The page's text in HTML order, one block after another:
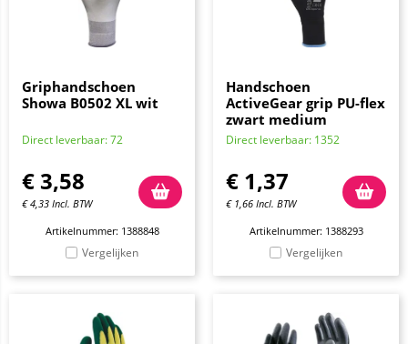
Griphandschoen
Showa B0502 XL wit
Direct leverbaar: 72
€ 3,58
€4,33 Incl. BTW
Artikelnummer: 1388848
Vergelijken
Handschoen
ActiveGear grip PU-flex
zwart medium
Direct leverbaar: 1352
€ 1,37
€ 1,66 Incl. BTW
Artikelnummer: 1388293
Vergelijken